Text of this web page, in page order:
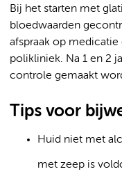
Bij het starten met
bloedwaarden
afspraak op
polikliniek. Na 1 en 2
controle gemaakt
Tips voor
Huid niet met
met zeep is